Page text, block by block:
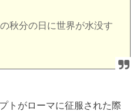
秋分の日に世界が水没す
トがローマに征服された際